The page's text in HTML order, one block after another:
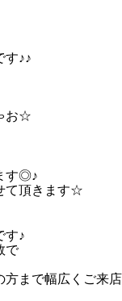
す♪♪
お☆
す◎♪
て頂きます☆
す♪
で
方まで幅広くご来店